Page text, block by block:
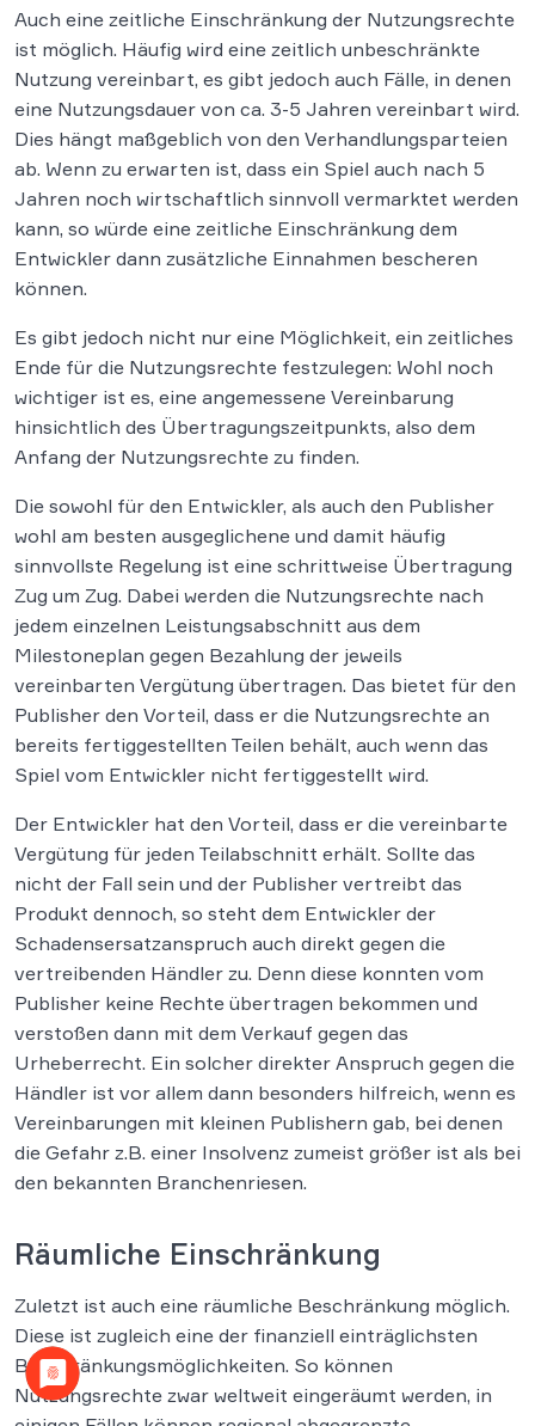
Auch eine zeitliche Einschränkung der Nutzungsrechte
ist möglich. Häufig wird eine zeitlich unbeschränkte
Nutzung vereinbart, es gibt jedoch auch Fälle, in denen
eine Nutzungsdauer von ca. 3-5 Jahren vereinbart wird.
Dies hängt maßgeblich von den Verhandlungsparteien
ab. Wenn zu erwarten ist, dass ein Spiel auch nach 5
Jahren noch wirtschaftlich sinnvoll vermarktet werden
kann, so würde eine zeitliche Einschränkung dem
Entwickler dann zusätzliche Einnahmen bescheren
können.
Es gibt jedoch nicht nur eine Möglichkeit, ein zeitliches
Ende für die Nutzungsrechte festzulegen: Wohl noch
wichtiger ist es, eine angemessene Vereinbarung
hinsichtlich des Übertragungszeitpunkts, also dem
Anfang der Nutzungsrechte zu finden.
Die sowohl für den Entwickler, als auch den Publisher
wohl am besten ausgeglichene und damit häufig
sinnvollste Regelung ist eine schrittweise Übertragung
Zug um Zug. Dabei werden die Nutzungsrechte nach
jedem einzelnen Leistungsabschnitt aus dem
Milestoneplan gegen Bezahlung der jeweils
vereinbarten Vergütung übertragen. Das bietet für den
Publisher den Vorteil, dass er die Nutzungsrechte an
bereits fertiggestellten Teilen behält, auch wenn das
Spiel vom Entwickler nicht fertiggestellt wird.
Der Entwickler hat den Vorteil, dass er die vereinbarte
Vergütung für jeden Teilabschnitt erhält. Sollte das
nicht der Fall sein und der Publisher vertreibt das
Produkt dennoch, so steht dem Entwickler der
Schadensersatzanspruch auch direkt gegen die
vertreibenden Händler zu. Denn diese konnten vom
Publisher keine Rechte übertragen bekommen und
verstoßen dann mit dem Verkauf gegen das
Urheberrecht. Ein solcher direkter Anspruch gegen die
Händler ist vor allem dann besonders hilfreich, wenn es
Vereinbarungen mit kleinen Publishern gab, bei denen
die Gefahr z.B. einer Insolvenz zumeist größer ist als bei
den bekannten Branchenriesen.
Räumliche Einschränkung
Zuletzt ist auch eine räumliche Beschränkung möglich.
Diese ist zugleich eine der finanziell einträglichsten
Beschränkungsmöglichkeiten. So können
Nutzungsrechte zwar weltweit eingeräumt werden, in